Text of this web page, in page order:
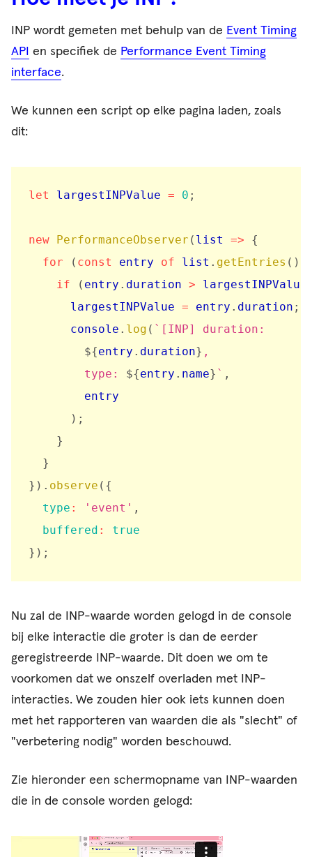
INP wordt gemeten met behulp van de Event Timing
API en specifiek de Performance Event Timing
interface.
We kunnen een script op elke pagina laden, zoals
dit:
let largestINPValue = 0 ;
new PerformanceObserver ( list =>
{
for
( const entry of list . getEntries ( )
if
( entry . duration > largestINPValue
      largestINPValue
= entry . duration ;
      console
. log ( ` [INP] duration:
${entry . duration} ,
        type:
${entry . name} ` ,
        entry
) ;
}
}
} ) . observe ( {
type : 'event' ,
buffered :
true
} ) ;
Nu zal de INP-waarde worden gelogd in de console
bij elke interactie die groter is dan de eerder
geregistreerde INP-waarde. Dit doen we om te
voorkomen dat we onszelf overladen met INP-
interacties. We zouden hier ook iets kunnen doen
met het rapporteren van waarden die als "slecht" of
"verbetering nodig" worden beschouwd.
Zie hieronder een schermopname van INP-waarden
die in de console worden gelogd: